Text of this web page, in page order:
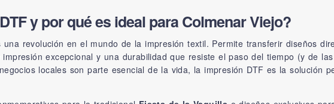
y por qué es ideal para Colmenar Viejo?
una revolución en el mundo de la impresión textil. Permite transferir diseños
excepcional y una durabilidad que resiste el paso del tiempo (y de
locales son parte esencial de la vida, la impresión DTF es la solución